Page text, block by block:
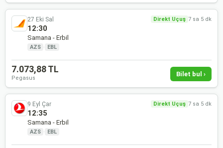
27 Eki Sal Direkt Uçuş 7 sa 5 dk
12:30
Samana - Erbil
AZS · EBL
7.073,88 TL
Pegasus
Bilet bul ›
9 Eyl Çar Direkt Uçuş 7 sa 5 dk
12:35
Samana - Erbil
AZS · EBL